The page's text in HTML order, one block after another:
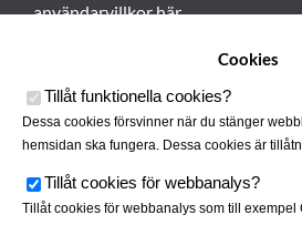
användarvillkor här.
Cookies
Tillåt funktionella cookies?
Dessa cookies försvinner när du stänger
hemsidan ska fungera. Dessa cookies är
Tillåt cookies för webbanalys?
Tillåt cookies för webbanalys som till exempel